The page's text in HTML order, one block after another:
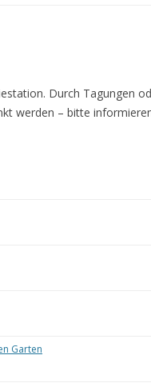
Durch Tagungen
werden – bitte
Garten